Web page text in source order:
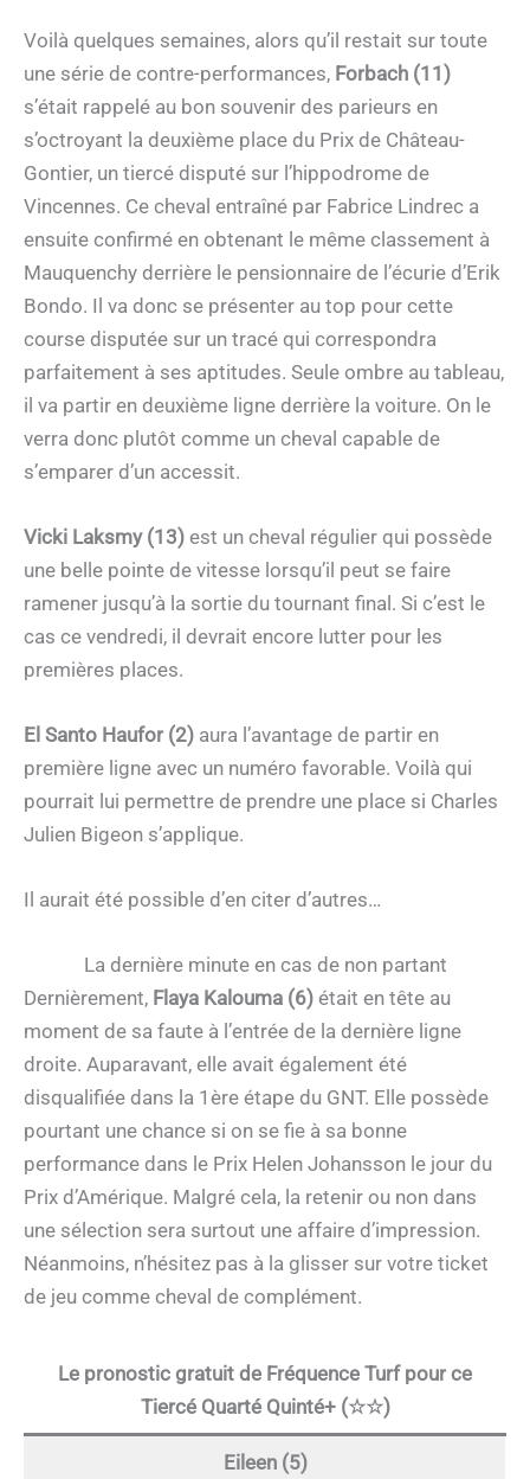
Voilà quelques semaines, alors qu’il restait sur toute
une série de contre-performances, Forbach (11)
s’était rappelé au bon souvenir des parieurs en
s’octroyant la deuxième place du Prix de Château-
Gontier, un tiercé disputé sur l’hippodrome de
Vincennes. Ce cheval entraîné par Fabrice Lindrec a
ensuite confirmé en obtenant le même classement à
Mauquenchy derrière le pensionnaire de l’écurie d’Erik
Bondo. Il va donc se présenter au top pour cette
course disputée sur un tracé qui correspondra
parfaitement à ses aptitudes. Seule ombre au tableau,
il va partir en deuxième ligne derrière la voiture. On le
verra donc plutôt comme un cheval capable de
s’emparer d’un accessit.
Vicki Laksmy (13) est un cheval régulier qui possède
une belle pointe de vitesse lorsqu’il peut se faire
ramener jusqu’à la sortie du tournant final. Si c’est le
cas ce vendredi, il devrait encore lutter pour les
premières places.
El Santo Haufor (2) aura l’avantage de partir en
première ligne avec un numéro favorable. Voilà qui
pourrait lui permettre de prendre une place si Charles
Julien Bigeon s’applique.
Il aurait été possible d’en citer d’autres…
La dernière minute en cas de non partant
Dernièrement, Flaya Kalouma (6) était en tête au
moment de sa faute à l’entrée de la dernière ligne
droite. Auparavant, elle avait également été
disqualifiée dans la 1ère étape du GNT. Elle possède
pourtant une chance si on se fie à sa bonne
performance dans le Prix Helen Johansson le jour du
Prix d’Amérique. Malgré cela, la retenir ou non dans
une sélection sera surtout une affaire d’impression.
Néanmoins, n’hésitez pas à la glisser sur votre ticket
de jeu comme cheval de complément.
Le pronostic gratuit de Fréquence Turf pour ce
Tiercé Quarté Quinté+ (☆☆)
Eileen (5)